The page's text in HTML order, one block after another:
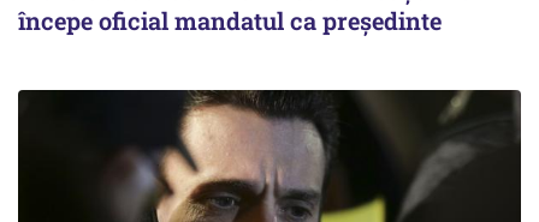
începe oficial mandatul ca președinte